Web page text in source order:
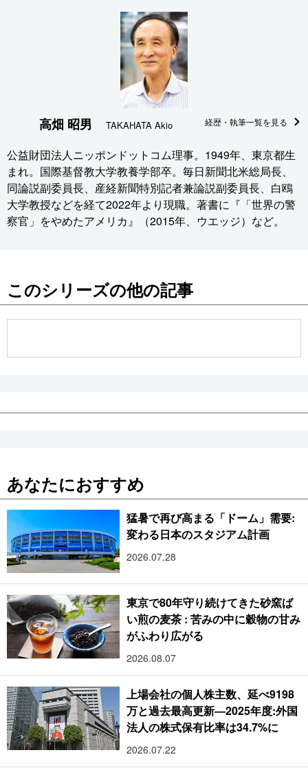
高畑 昭男 TAKAHATA Akio 経歴・執筆一覧を見る
公益財団法人ニッポンドットコム理事。1949年、東京都生
まれ。国際基督教大学教養学部卒。毎日新聞北米総局長、
同論説副委員長、産経新聞特別記者兼論説副委員長、白鴎
大学教授などを経て2022年より現職。著書に『「世界の警
察官」をやめたアメリカ』（2015年、ウエッジ）など。
このシリーズの他の記事
あなたにおすすめ
猛暑で再び高まる「ドーム」需要:
変わる日本のスタジアム計画
2026.07.28
東京で80年守り続けてきた砂窯ば
い煎の麦茶 : 苦みの中に穀物の甘み
がふわり広がる
2026.08.07
上場会社の個人株主数、延べ9198
万と過去最高更新―2025年度:外国
法人の株式保有比率は34.7%に
2026.07.22